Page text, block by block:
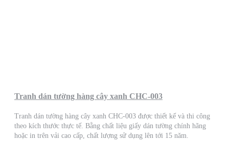
Tranh dán tường hàng cây xanh CHC-003
Tranh dán tường hàng cây xanh CHC-003 được thiết kế và thi công
theo kích thước thực tế. Bằng chất liệu giấy dán tường chính hãng
hoặc in trên vải cao cấp, chất lượng sử dụng lên tới 15 năm.